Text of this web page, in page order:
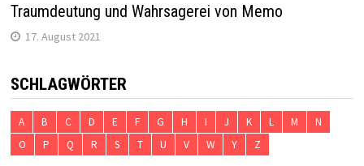
Traumdeutung und Wahrsagerei von Memo
17. August 2021
SCHLAGWÖRTER
A B C D E F G H I J K L M
N
O
P Q R S T U V W Y Z